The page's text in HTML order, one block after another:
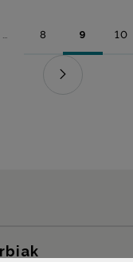
...
Páginas intermedias Use
Página
8 Página
9 10